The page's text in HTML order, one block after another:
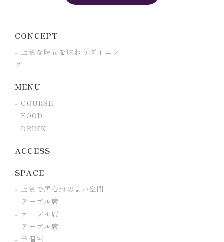
CONCEPT
上質な時間を味わうダイニン
グ
MENU
COURSE
FOOD
DRINK
ACCESS
SPACE
上質で居心地のよい空間
テーブル席
テーブル席
テーブル席
半個室